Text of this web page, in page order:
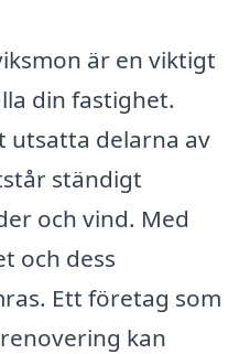
är en viktigt
din fastighet.
utsatta delarna av
ständigt
och vind. Med
och dess
Ett företag som
kan